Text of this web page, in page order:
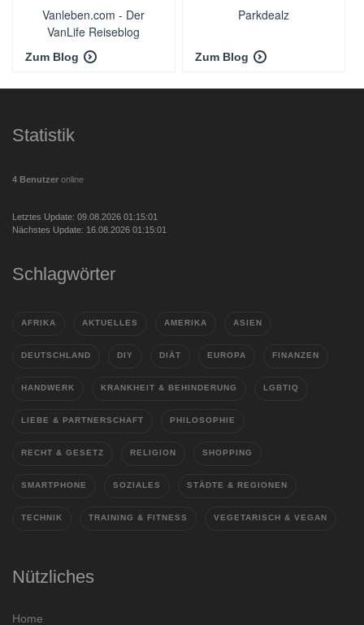
Vanleben.com - Der
VanLife Reiseblog
Zum Blog
Parkdealz
Zum Blog
Statistik
4 Benutzer online
Letztes Update: 09.08.2026 01:15:01
Nächstes Update: 16.08.2026 01:15:01
Schlagwörter
AFRIKA AKTUELLES AMERIKA ASIEN
DEUTSCHLAND DIY DIÄT EUROPA FINANZEN
HANDWERK KRANKHEIT & BEHINDERUNG LGBTIQ
LIEBE & PARTNERSCHAFT PHILOSOPHIE
RECHT & GESETZ RELIGION SHOPPING
SMARTPHONE SOZIALES STÄDTE & REGIONEN
TECHNIK TRAINING & FITNESS VEGETARISCH & VEGAN
Nützliches
Home